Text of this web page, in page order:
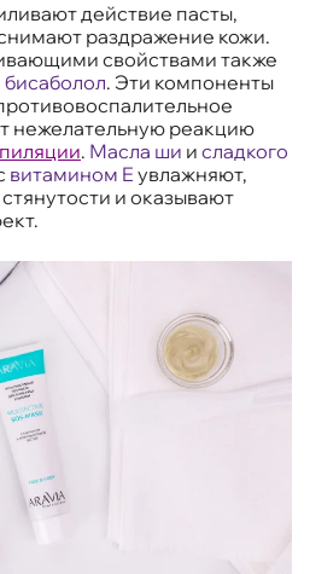
действие пасты,
раздражение кожи.
свойствами также
бисаболол. Эти компоненты
нежелательную реакцию
. Масла ши и сладкого
витамином E увлажняют,
и оказывают